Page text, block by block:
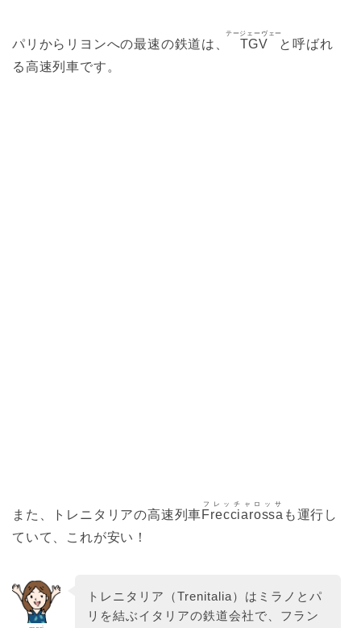
パリからリヨンへの最速の鉄道は、 TGV
テージェーヴェー
と呼ばれ
る高速列車です。
また、トレニタリアの高速列車Frecciarossa
フレッチャロッサ
も運行し
ていて、これが安い！
トレニタリア（Trenitalia）はミラノとパ
リを結ぶイタリアの鉄道会社で、フラン